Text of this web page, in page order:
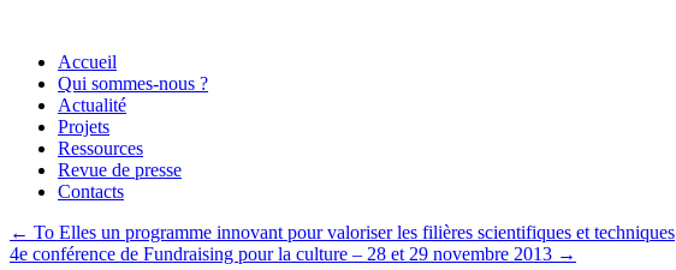
Aller
contenu
Accueil
Qui sommes-nous ?
Actualité
Projets
Ressources
Revue de presse
Contacts
← To Elles un programme innovant pour valoriser les filières scientifiques et techniques
4e conférence de Fundraising pour la culture – 28 et 29 novembre 2013 →